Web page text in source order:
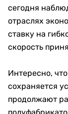
сегодня
отраслях
ставку на
скорость
Интересно,
сохраняется
продолжают